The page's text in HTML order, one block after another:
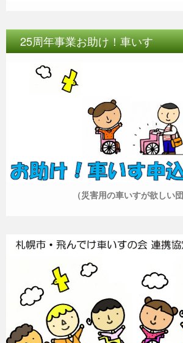
25周年事業お助け！車いす
（災害用の車いすが欲しい団